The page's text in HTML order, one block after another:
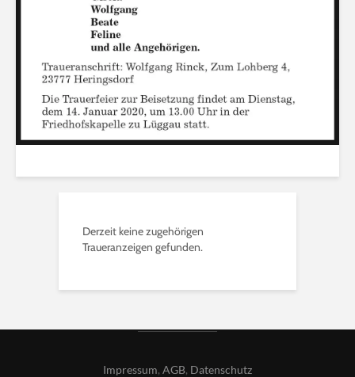
Derzeit keine zugehörigen
Traueranzeigen gefunden.
Impressum, AGB, Datenschutz